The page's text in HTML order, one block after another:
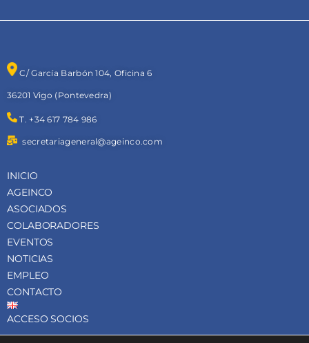
C/ García Barbón 104, Oficina 6
36201 Vigo (Pontevedra)
T. +34 617 784 986
secretariageneral@ageinco.com
INICIO
AGEINCO
ASOCIADOS
COLABORADORES
EVENTOS
NOTICIAS
EMPLEO
CONTACTO
ACCESO SOCIOS